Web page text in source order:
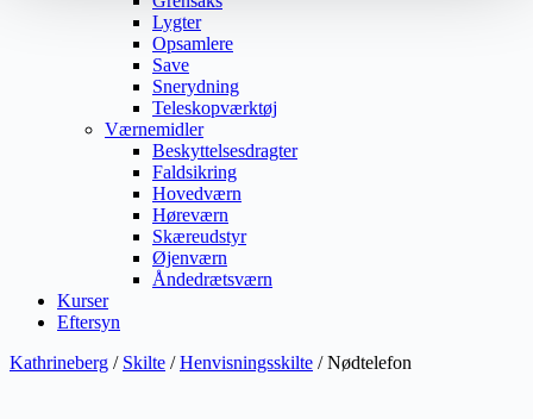
Lygter
Opsamlere
Save
Snerydning
Teleskopværktøj
Værnemidler
Beskyttelsesdragter
Faldsikring
Hovedværn
Høreværn
Skæreudstyr
Øjenværn
Åndedrætsværn
Kurser
Eftersyn
Kathrineberg / Skilte /Henvisningsskilte / Nødtelefon